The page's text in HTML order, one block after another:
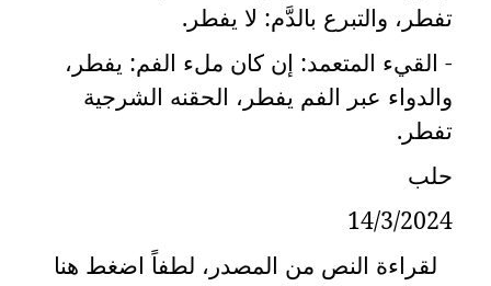
تفطر، والتبرع بالدَّم: لا يفطر.
- القيء المتعمد: إن كان ملء الفم: يفطر،
والدواء عبر الفم يفطر، الحقنه الشرجية
تفطر.
حلب
14/3/2024
لقراءة النص من المصدر، لطفاً اضغط هنا